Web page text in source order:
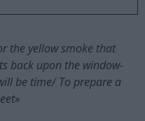
the yellow smoke that
back upon the window-
be time/ To prepare a